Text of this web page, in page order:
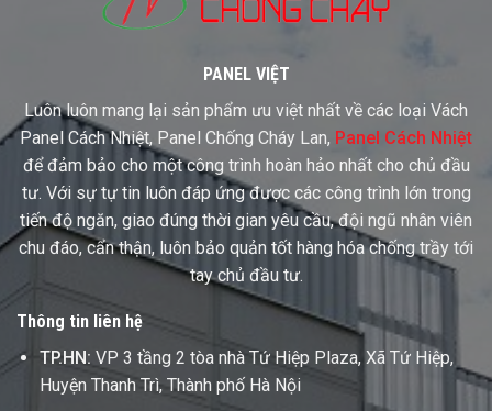
Trước
Hàng
PANEL VIỆT
Luôn luôn mang lại sản phẩm ưu việt nhất về các loại Vách
Panel Cách Nhiệt, Panel Chống Cháy Lan, Panel Cách Nhiệt
để đảm bảo cho một công trình hoàn hảo nhất cho chủ đầu
tư. Với sự tự tin luôn đáp ứng được các công trình lớn trong
tiến độ ngăn, giao đúng thời gian yêu cầu, đội ngũ nhân viên
chu đáo, cẩn thận, luôn bảo quản tốt hàng hóa chống trầy tới
tay chủ đầu tư.
Thông tin liên hệ
TP.HN: VP 3 tầng 2 tòa nhà Tứ Hiệp Plaza, Xã Tứ Hiệp,
Huyện Thanh Trì, Thành phố Hà Nội